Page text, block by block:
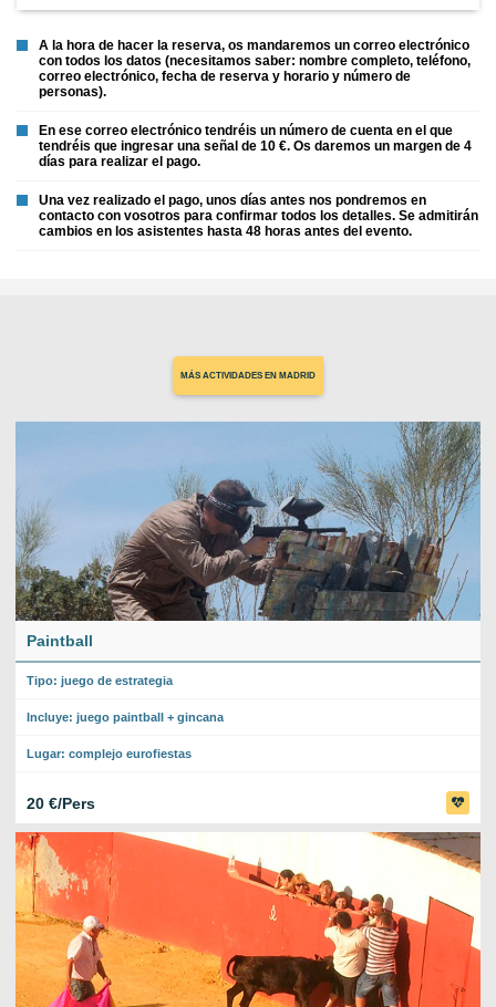
A la hora de hacer la reserva, os mandaremos un correo electrónico
con todos los datos (necesitamos saber: nombre completo, teléfono,
correo electrónico, fecha de reserva y horario y número de
personas).
En ese correo electrónico tendréis un número de cuenta en el que
tendréis que ingresar una señal de 10 €. Os daremos un margen de 4
días para realizar el pago.
Una vez realizado el pago, unos días antes nos pondremos en
contacto con vosotros para confirmar todos los detalles. Se admitirán
cambios en los asistentes hasta 48 horas antes del evento.
MÁS ACTIVIDADES EN MADRID
Paintball
Tipo: juego de estrategia
Incluye: juego paintball + gincana
Lugar: complejo eurofiestas
20 €/Pers